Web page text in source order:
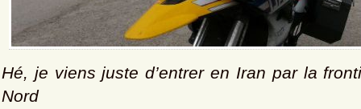
Hé, je viens juste d’entrer en Iran par la
Nord